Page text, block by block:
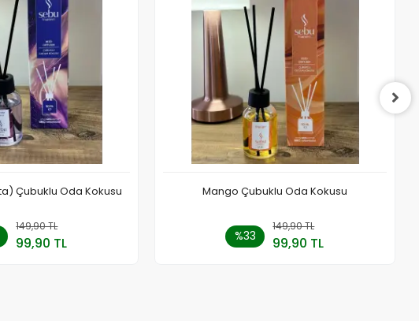
Çubuklu Oda Kokusu
149,90 TL
99,90 TL
Sepete Ekle
Mango Çubuklu Oda Kokusu
%33
149,90 TL
99,90 TL
Sepete Ekle